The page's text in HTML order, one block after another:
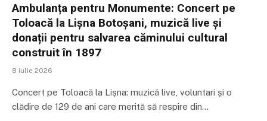
Ambulanța pentru Monumente: Concert pe
Toloacă la Lișna Botoșani, muzică live și
donații pentru salvarea căminului cultural
construit în 1897
8 iulie 2026
Concert pe Toloacă la Lișna: muzică live, voluntari și o
clădire de 129 de ani care merită să respire din…